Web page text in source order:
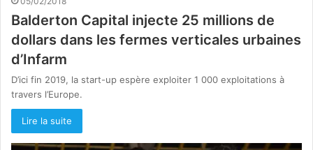
Balderton Capital injecte 25 millions de
dollars dans les fermes verticales urbaines
d’Infarm
D’ici fin 2019, la start-up espère exploiter 1 000 exploitations à
travers l’Europe.
Lire la suite